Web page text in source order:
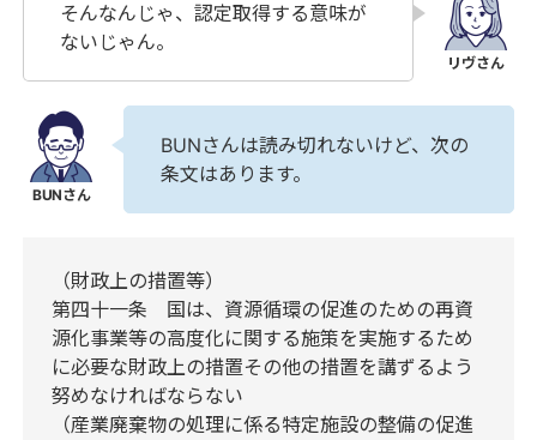
そんなんじゃ、認定取得する意味が
ないじゃん。
BUNさんは読み切れないけど、次の
条文はあります。
（財政上の措置等）
第四十一条 国は、資源循環の促進のための再資
源化事業等の高度化に関する施策を実施するため
に必要な財政上の措置その他の措置を講ずるよう
努めなければならない
（産業廃棄物の処理に係る特定施設の整備の促進